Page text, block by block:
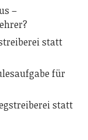
–
statt
für
statt